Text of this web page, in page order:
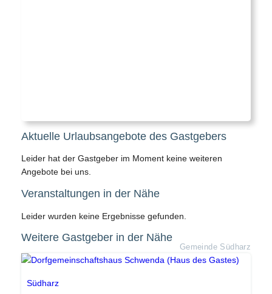
Aktuelle Urlaubsangebote des Gastgebers
Leider hat der Gastgeber im Moment keine weiteren
Angebote bei uns.
Veranstaltungen in der Nähe
Leider wurden keine Ergebnisse gefunden.
Weitere Gastgeber in der Nähe
Gemeinde Südharz
Südharz